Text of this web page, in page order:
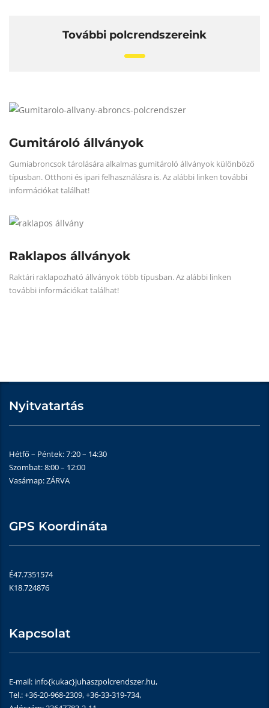
További polcrendszereink
Gumitároló állványok
Gumiabroncsok tárolására alkalmas gumitároló állványok különböző
típusban. Otthoni és ipari felhasználásra is. Az alábbi linken további
információkat találhat!
Raklapos állványok
Raktári raklapozható állványok több típusban. Az alábbi linken
további információkat találhat!
Nyitvatartás
Hétfő – Péntek: 7:20 – 14:30
Szombat: 8:00 – 12:00
Vasárnap: ZÁRVA
GPS Koordináta
É47.7351574
K18.724876
Kapcsolat
E-mail: info{kukac}juhaszpolcrendszer.hu,
Tel.: +36-20-968-2309, +36-33-319-734,